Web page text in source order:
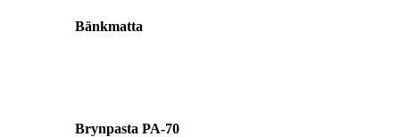
Bänkmatta
Brynpasta PA-70